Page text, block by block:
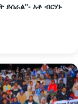
ይሰራል"- አቶ ብርሃኑ